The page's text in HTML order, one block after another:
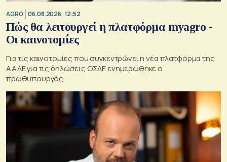
AGRO 06.08.2026, 12:52
Πώς θα λειτουργεί η πλατφόρμα myagro -
Οι καινοτομίες
Για τις καινοτομίες που συγκεντρώνει η νέα πλατφόρμα της
ΑΑΔΕ για τις δηλώσεις ΟΣΔΕ ενημερώθηκε ο
πρωθυπουργός